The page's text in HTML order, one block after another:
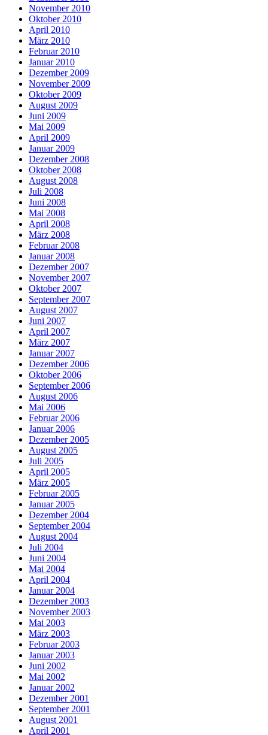
November 2010
Oktober 2010
April 2010
März 2010
Februar 2010
Januar 2010
Dezember 2009
November 2009
Oktober 2009
August 2009
Juni 2009
Mai 2009
April 2009
Januar 2009
Dezember 2008
Oktober 2008
August 2008
Juli 2008
Juni 2008
Mai 2008
April 2008
März 2008
Februar 2008
Januar 2008
Dezember 2007
November 2007
Oktober 2007
September 2007
August 2007
Juni 2007
April 2007
März 2007
Januar 2007
Dezember 2006
Oktober 2006
September 2006
August 2006
Mai 2006
Februar 2006
Januar 2006
Dezember 2005
August 2005
Juli 2005
April 2005
März 2005
Februar 2005
Januar 2005
Dezember 2004
September 2004
August 2004
Juli 2004
Juni 2004
Mai 2004
April 2004
Januar 2004
Dezember 2003
November 2003
Mai 2003
März 2003
Februar 2003
Januar 2003
Juni 2002
Mai 2002
Januar 2002
Dezember 2001
September 2001
August 2001
April 2001